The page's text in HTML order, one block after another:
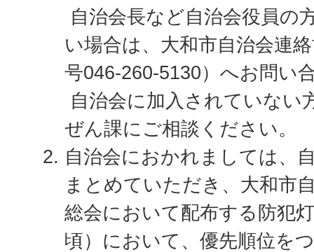
自治会長など自治会役員の
い場合は、大和市自治会連
号046-260-5130）へお問い
自治会に加入されていない
ぜん課にご相談ください。
自治会におかれましては、
まとめていただき、大和市
総会において配布する防犯
頃）において、優先順位を